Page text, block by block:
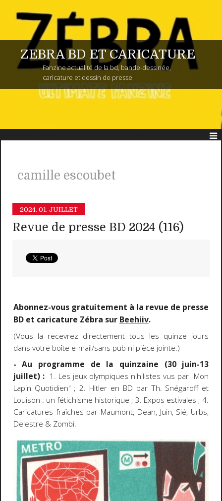
ZEBRA BD ET CARICATURE
Fanzine actualité de la bd, bande-dessinée,
caricature et dessin de presse
camille escoubet
2024. 01. JUILLET
Revue de presse BD 2024 (116)
Abonnez-vous gratuitement à la revue de presse
BD et caricature Zébra sur Beehiiv.
(Vous la recevrez directement tous les quinze jours
dans votre boîte e-mail/sans pub ni pièce jointe.)
- Au programme de la quinzaine (30 juin-13
juillet) :1. Les jeux olympiques nihilistes vus par "Mon
Lapin Quotidien" ; 2. Hitler en BD par Th. Snégaroff et
Louison : un fétichisme historique ; 3. Expos estivales ; 4.
Caricatures fraîches par Maumont, Dean, Juin, Sié, Urbs,
Delestre & Zombi.